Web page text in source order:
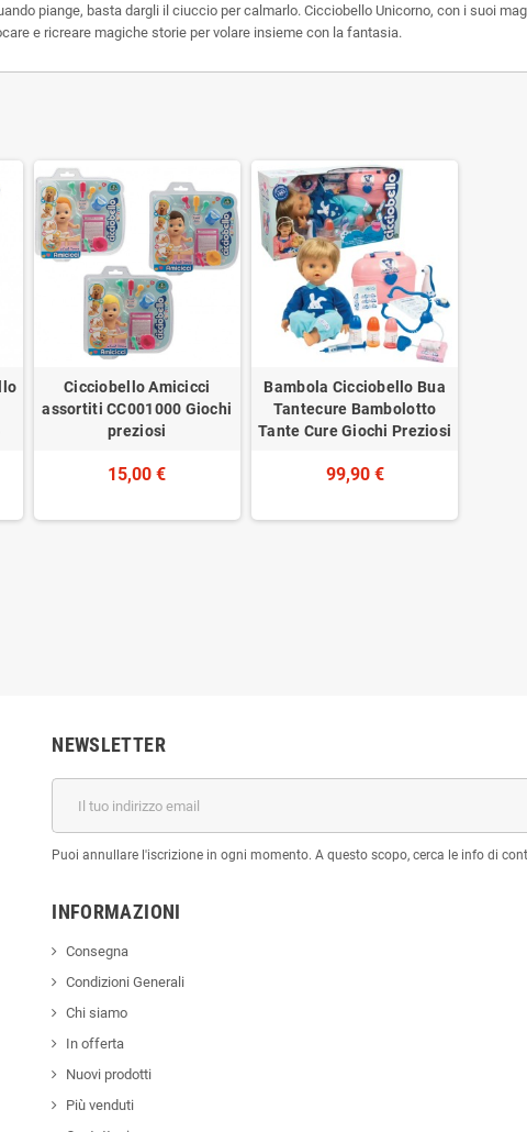
piange, basta dargli il ciuccio per calmarlo. Cicciobello Unicorno, con i suoi
e ricreare magiche storie per volare insieme con la fantasia.
Cicciobello Amicicci
assortiti CC001000 Giochi
preziosi
15,00 €
Bambola Cicciobello Bua
Tantecure Bambolotto
Tante Cure Giochi Preziosi
99,90 €
NEWSLETTER
Puoi annullare l'iscrizione in ogni momento. A questo scopo, cerca le info di
INFORMAZIONI
Consegna
Condizioni Generali
Chi siamo
In offerta
Nuovi prodotti
Più venduti